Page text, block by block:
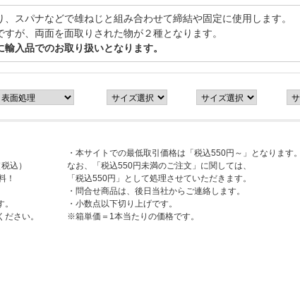
スパナなどで雄ねじと組み合わせて締結や固定に使用します。
が、両面を面取りされた物が２種となります。
入品でのお取り扱いとなります。
込）
！
ださい。
・本サイトでの最低取引価格は「税込550円～」となります。
なお、「税込550円未満のご注文」に関しては、
「税込550円」として処理させていただきます。
・問合せ商品は、後日当社からご連絡します。
・小数点以下切り上げです。
※箱単価＝1本当たりの価格です。